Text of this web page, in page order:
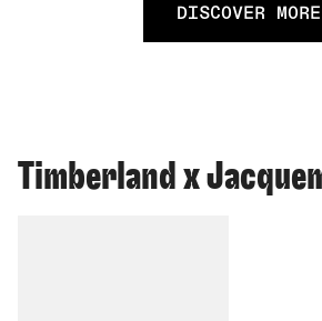
DISCOVER MORE
Timberland x